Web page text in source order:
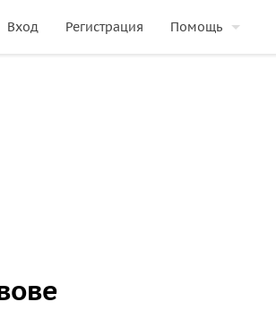
Вход Регистрация Помощь